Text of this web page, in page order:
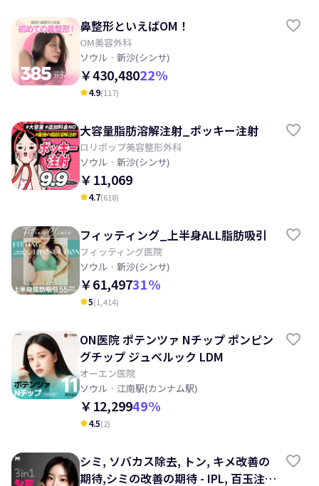
鼻整形といえばOM！
OM美容外科
ソウル · 新沙(シンサ)
￥430,48022%
kid_star4.9(117)
大容量脂肪溶解注射_ポッキー注射
ロリポップ美容整形外科
ソウル · 新沙(シンサ)
￥11,069
kid_star4.7(618)
フィッティング_上半身ALL脂肪吸引
フィッティング医院
ソウル · 新沙(シンサ)
￥61,49731%
kid_star5(1,414)
ON医院 ポテンツァ Nチップ ポンピン
グチップ ジュベルック LDM
オーエン医院
ソウル · 江南駅(カンナム駅)
￥12,29949%
kid_star4.5(2)
シミ, ソバカス除去, トン, キメ改善の
期待,シミの改善の期待 - IPL, 百玉注